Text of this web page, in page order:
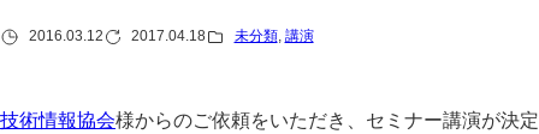
2016.03.12 2017.04.18 未分類, 講演
技術情報協会様からのご依頼をいただき、セミナー講演が決定